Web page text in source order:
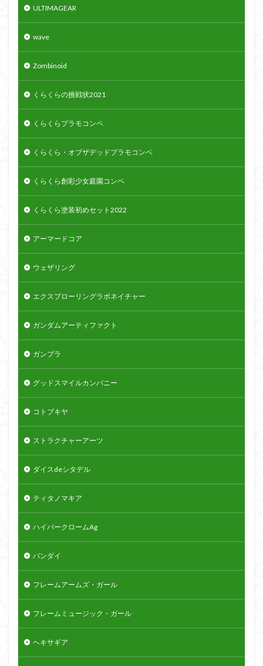
ULTIMAGEAR
wave
Zombinoid
くらくらの挑戦状2021
くらくらプラモコンペ
くらくら・オブザデッドプラモコンペ
くらくら創彩少女庭園コンペ
くらくら塗装初めセット2022
アーマードコア
ウェザリング
エクスプローリングラボネイチャー
ガンダムアーティファクト
ガンプラ
グッドスマイルカンパニー
コトブキヤ
ストラクチャーアーツ
ダイスdeシタデル
ティタノマキア
ハイパークロームAg
バンダイ
フレームアームズ・ガール
フレームミュージック・ガール
ヘキサギア